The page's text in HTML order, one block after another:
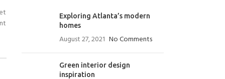
Exploring Atlanta’s modern
homes
August 27, 2021 No Comments
Green interior design
inspiration